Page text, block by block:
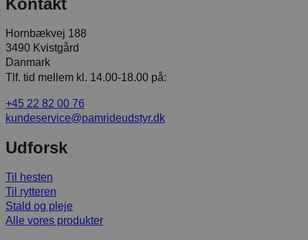
Kontakt
Hornbækvej 188
3490 Kvistgård
Danmark
Tlf. tid mellem kl. 14.00-18.00 på:
+45 22 82 00 76
kundeservice@pamrideudstyr.dk
Udforsk
Til hesten
Til rytteren
Stald og pleje
Alle vores produkter